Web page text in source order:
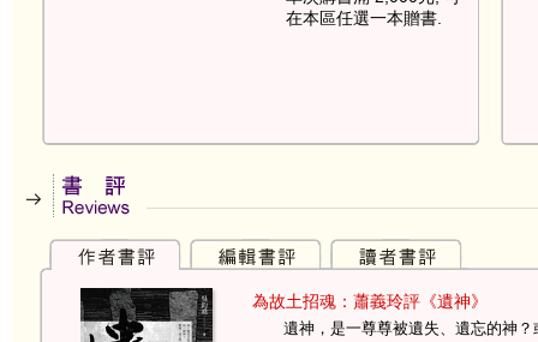
在本區任選一本贈書.